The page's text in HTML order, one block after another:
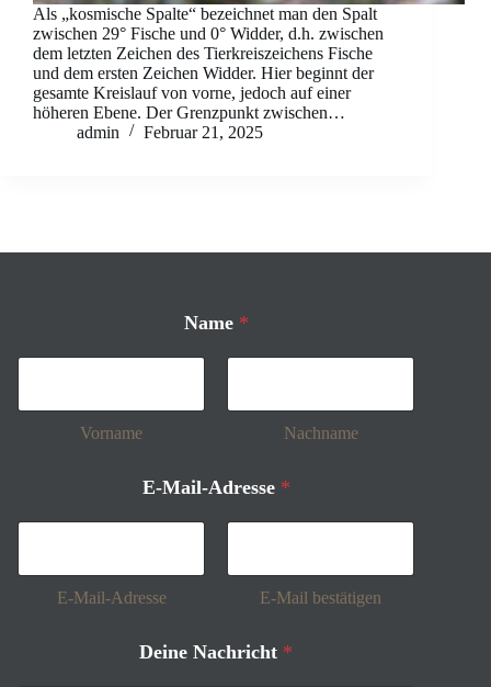
Als „kosmische Spalte“ bezeichnet man den Spalt
zwischen 29° Fische und 0° Widder, d.h. zwischen
dem letzten Zeichen des Tierkreiszeichens Fische
und dem ersten Zeichen Widder. Hier beginnt der
gesamte Kreislauf von vorne, jedoch auf einer
höheren Ebene. Der Grenzpunkt zwischen…
admin
Februar 21, 2025
Name *
Vorname Nachname
E-Mail-Adresse *
E-Mail-Adresse E-Mail bestätigen
Deine Nachricht *